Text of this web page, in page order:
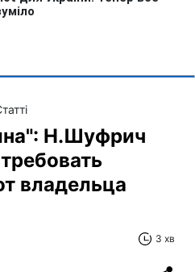
Н.Шуфрич
владельца
3 хв